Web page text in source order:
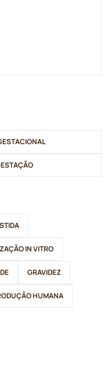
IN VITRO
GRAVIDEZ
HUMANA